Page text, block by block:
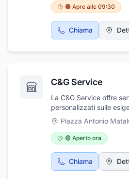
🟠 Apre alle 09:30
Chiama
C&G Service
La C&G Service offre
personalizzati sulle
imprese, privati e
amministrazioni.La C&G
servizio d'ottima qualità,
sua competenza, per
detergenti, disinfettanti
serio e professionale.
Piazza Antonio
🟢 Aperto ora
Chiama